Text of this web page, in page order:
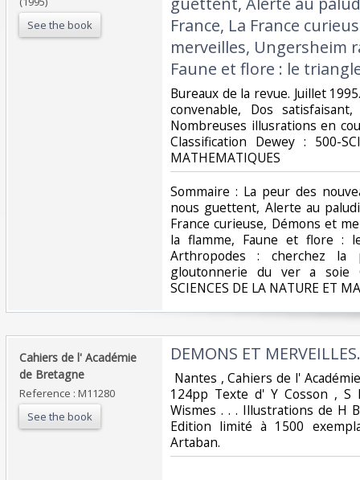
See the book
France, La France
merveilles, Ungersheim
Faune et flore : le
‎Bureaux de la revue. Juillet
convenable, Dos
Nombreuses illusrations en
Classification Dewey : 500-
MATHEMATIQUES‎
‎Sommaire : La peur des
nous guettent, Alerte au
France curieuse, Démons et
la flamme, Faune et flore :
Arthropodes : cherchez
gloutonnerie du ver a soie
SCIENCES DE LA NATURE ET
‎Cahiers de l' Académie
de Bretagne‎
Reference : M11280
See the book
‎DEMONS ET MERVEILLES.‎
Nantes , Cahiers de l'
124pp Texte d' Y Cosson ,
Wismes . . . Illustrations de H
Edition limité à 1500
Artaban. ‎